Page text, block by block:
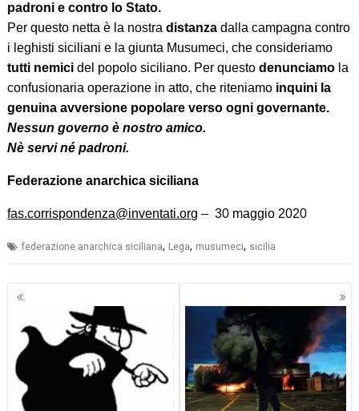
padroni e contro lo Stato.
Per questo netta è la nostradistanza dalla campagna contro
i leghisti siciliani e la giunta Musumeci, che consideriamo
tutti nemici del popolo siciliano. Per questodenunciamo la
confusionaria operazione in atto, che riteniamo inquini la
genuina avversione popolare verso ogni governante.
Nessun governo è nostro amico.
Nè servi né padroni.
Federazione anarchica siciliana
fas.corrispondenza@inventati.org – 30 maggio 2020
federazione anarchica siciliana, Lega, musumeci, sicilia
Navigazione